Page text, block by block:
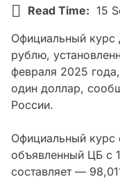
Read Time: 15
Официальный
рублю,
февраля 2025
один доллар,
России.
Официальный
объявленный ЦБ с
составляет —